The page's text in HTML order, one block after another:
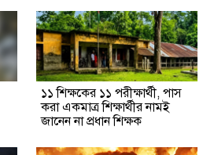
১১ শিক্ষকের ১১ পরীক্ষার্থী, পাস
করা একমাত্র শিক্ষার্থীর নামই
জানেন না প্রধান শিক্ষক